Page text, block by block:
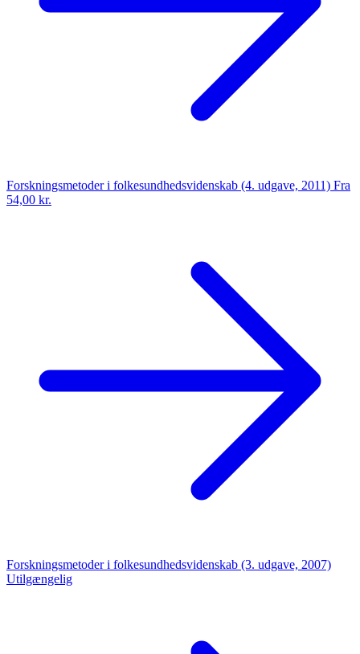
Forskningsmetoder i folkesundhedsvidenskab (4. udgave, 2011) Fra
54,00 kr.
Forskningsmetoder i folkesundhedsvidenskab (3. udgave, 2007)
Utilgængelig